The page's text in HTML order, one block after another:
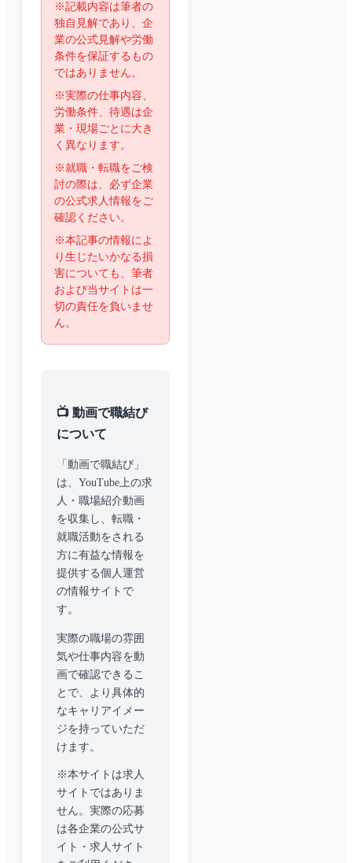
※記載内容は筆者の
独自見解であり、企
業の公式見解や労働
条件を保証するもの
ではありません。
※実際の仕事内容、
労働条件、待遇は企
業・現場ごとに大き
く異なります。
※就職・転職をご検
討の際は、必ず企業
の公式求人情報をご
確認ください。
※本記事の情報によ
り生じたいかなる損
害についても、筆者
および当サイトは一
切の責任を負いませ
ん。
📺 動画で職結び
について
「動画で職結び」
は、YouTube上の求
人・職場紹介動画
を収集し、転職・
就職活動をされる
方に有益な情報を
提供する個人運営
の情報サイトで
す。
実際の職場の雰囲
気や仕事内容を動
画で確認できるこ
とで、より具体的
なキャリアイメー
ジを持っていただ
けます。
※本サイトは求人
サイトではありま
せん。実際の応募
は各企業の公式サ
イト・求人サイト